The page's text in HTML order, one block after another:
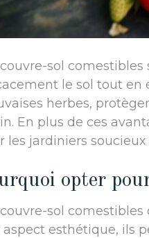
couvre-sol
le sol tout en
herbes,
En plus de ces
les jardiniers
opter
sol
aspect esthétique, ils